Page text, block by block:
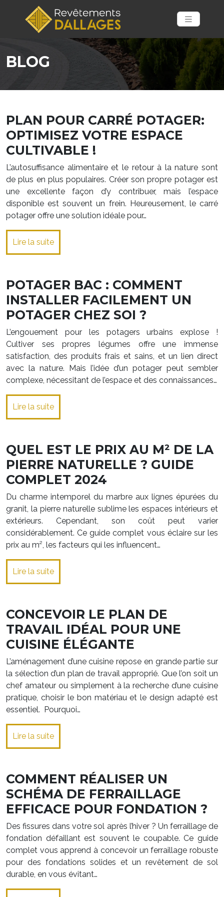
BLOG
PLAN POUR CARRÉ POTAGER:
OPTIMISEZ VOTRE ESPACE
CULTIVABLE !
L’autosuffisance alimentaire et le retour à la nature sont
de plus en plus populaires. Créer son propre potager est
une excellente façon d’y contribuer, mais l’espace
disponible est souvent un frein. Heureusement, le carré
potager offre une solution idéale pour…
Lire la suite
POTAGER BAC : COMMENT
INSTALLER FACILEMENT UN
POTAGER CHEZ SOI ?
L’engouement pour les potagers urbains explose !
Cultiver ses propres légumes offre une immense
satisfaction, des produits frais et sains, et un lien direct
avec la nature. Mais l’idée d’un potager peut sembler
complexe, nécessitant de l’espace et des connaissances…
Lire la suite
QUEL EST LE PRIX AU M² DE LA
PIERRE NATURELLE ? GUIDE
COMPLET 2024
Du charme intemporel du marbre aux lignes épurées du
granit, la pierre naturelle sublime les espaces intérieurs et
extérieurs. Cependant, son coût peut varier
considérablement. Ce guide complet vous éclaire sur les
prix au m², les facteurs qui les influencent…
Lire la suite
CONCEVOIR LE PLAN DE
TRAVAIL IDÉAL POUR UNE
CUISINE ÉLÉGANTE
L’aménagement d’une cuisine repose en grande partie sur
la sélection d’un plan de travail approprié. Que l’on soit un
chef amateur ou simplement à la recherche d’une cuisine
pratique, choisir le bon matériau et le design adapté est
essentiel. Pourquoi…
Lire la suite
COMMENT RÉALISER UN
SCHÉMA DE FERRAILLAGE
EFFICACE POUR FONDATION ?
Des fissures dans votre sol après l’hiver ? Un ferraillage de
fondation défaillant est souvent le coupable. Ce guide
complet vous apprend à concevoir un ferraillage robuste
pour des fondations solides et un revêtement de sol
durable, en vous évitant…